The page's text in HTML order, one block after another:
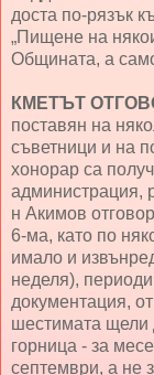
доста по-рязък
„Пищене на
Общината, а
КМЕТЪТ
поставян на
съветници и на
хонорар са
администрация,
н Акимов
6-ма, като по
имало и
неделя),
документация,
шестимата щели
горница - за
септември, а не